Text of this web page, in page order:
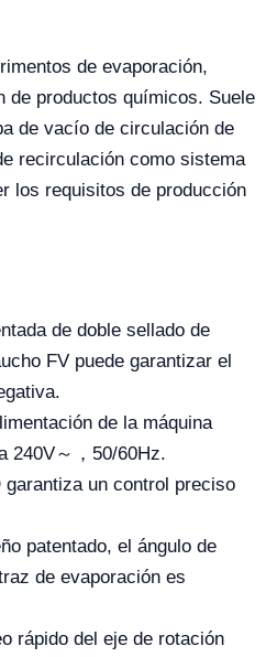
de evaporación,
de productos químicos. Suele
de vacío de circulación de
recirculación como sistema
los requisitos de producción
de doble sellado de
FV puede garantizar el
de la máquina
240V～，50/60Hz.
garantiza un control preciso
patentado, el ángulo de
de evaporación es
rápido del eje de rotación